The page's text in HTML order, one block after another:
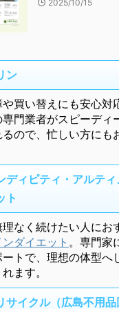
2025/10/15
ン
買い替えにも安心対
専門業者がスピーディ
るので、忙しい方にも
ディピティ・アルテ
ト
理なく続けたい人にお
ダイエット 。専門家
トで、理想の体型へ
ます。
サイクル（広島不用品